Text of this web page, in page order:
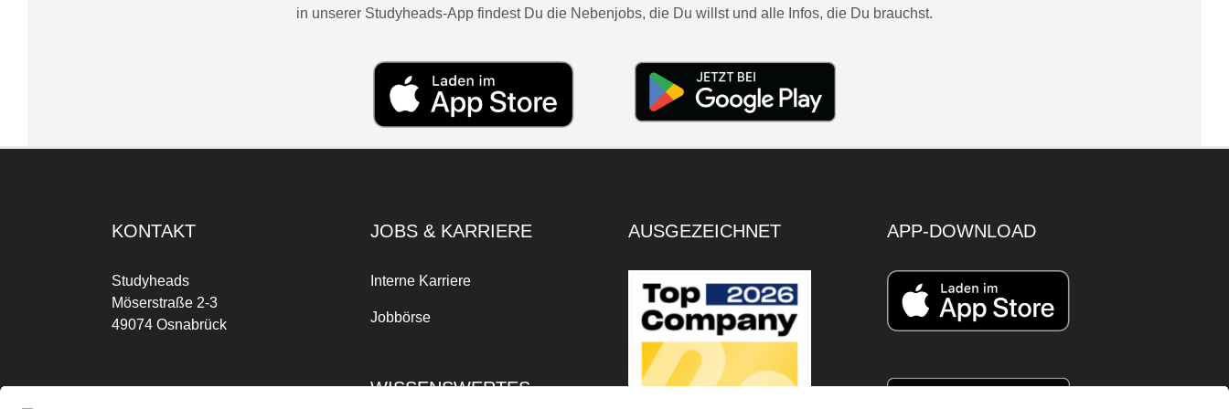
in unserer Studyheads-App findest Du die Nebenjobs, die Du willst und alle Infos, die Du brauchst.
KONTAKT
Studyheads
Möserstraße 2-3
49074 Osnabrück
JOBS & KARRIERE
Interne Karriere
Jobbörse
WISSENSWERTES
AUSGEZEICHNET APP-DOWNLOAD